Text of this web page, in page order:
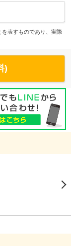
表すものであり、実際
)